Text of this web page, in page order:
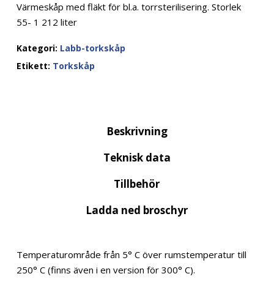
Värmeskåp med fläkt för bl.a. torrsterilisering. Storlek
55- 1 212 liter
Kategori: Labb-torkskåp
Etikett: Torkskåp
Beskrivning
Teknisk data
Tillbehör
Ladda ned broschyr
Temperaturområde från 5° C över rumstemperatur till
250° C (finns även i en version för 300° C).